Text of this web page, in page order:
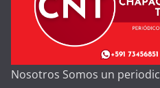
Nosotros Somos un